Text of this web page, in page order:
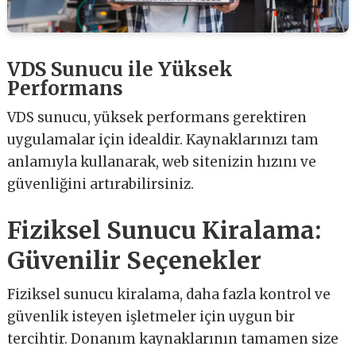
VDS Sunucu ile Yüksek
Performans
VDS sunucu, yüksek performans gerektiren
uygulamalar için idealdir. Kaynaklarınızı tam
anlamıyla kullanarak, web sitenizin hızını ve
güvenliğini artırabilirsiniz.
Fiziksel Sunucu Kiralama:
Güvenilir Seçenekler
Fiziksel sunucu kiralama, daha fazla kontrol ve
güvenlik isteyen işletmeler için uygun bir
tercihtir. Donanım kaynaklarının tamamen size